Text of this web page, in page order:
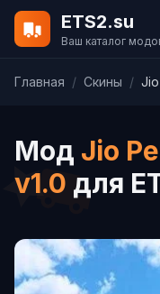
ETS2.su
Ваш каталог
Главная / Скины /
Мод Jio
v1.0 для